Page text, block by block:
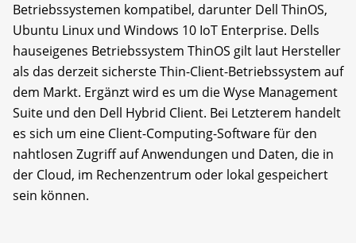
Betriebssystemen kompatibel, darunter Dell ThinOS,
Ubuntu Linux und Windows 10 IoT Enterprise. Dells
hauseigenes Betriebssystem ThinOS gilt laut Hersteller
als das derzeit sicherste Thin-Client-Betriebssystem auf
dem Markt. Ergänzt wird es um die Wyse Management
Suite und den Dell Hybrid Client. Bei Letzterem handelt
es sich um eine Client-Computing-Software für den
nahtlosen Zugriff auf Anwendungen und Daten, die in
der Cloud, im Rechenzentrum oder lokal gespeichert
sein können.